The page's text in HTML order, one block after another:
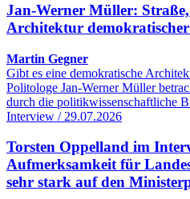
Jan-Werner Müller:
Architektur
Martin Gegner
Gibt es eine demokratische
Politologe Jan-Werner Müller
durch die politikwissenschaftliche
Interview / 29.07.2026
Torsten Oppelland im
Aufmerksamkeit für
sehr stark auf den